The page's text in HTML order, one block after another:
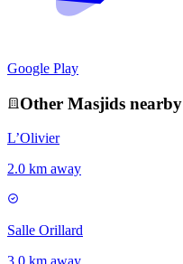
Google Play
Other Masjids nearby
L’Olivier
2.0 km away
Salle Orillard